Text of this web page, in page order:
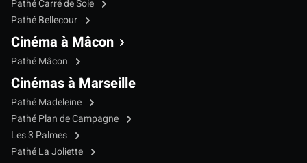
Pathé Carré de Soie
Pathé Bellecour
Cinéma à Mâcon
Pathé Mâcon
Cinémas à Marseille
Pathé Madeleine
Pathé Plan de Campagne
Les 3 Palmes
Pathé La Joliette